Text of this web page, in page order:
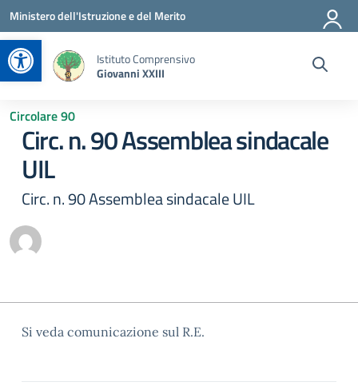
Apri la barra degli strumenti
Vai ai contenuti
Vai al menu di navigazione
Vai al footer
Ministero dell'Istruzione e del Merito
Istituto Comprensivo
Giovanni XXIII
Circolare 90
Circ. n. 90 Assemblea sindacale
UIL
Circ. n. 90 Assemblea sindacale UIL
Si veda comunicazione sul R.E.